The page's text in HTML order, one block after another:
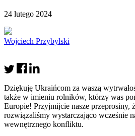
24 lutego 2024
Wojciech Przybylski
Dziękuję Ukraińcom za waszą
także w imieniu rolników, którzy was
Europie! Przyjmijcie nasze przeprosiny,
rozwiązaliśmy wystarczająco wcześnie
wewnętrznego konfliktu.